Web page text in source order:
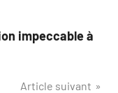
impeccable à
Article suivant